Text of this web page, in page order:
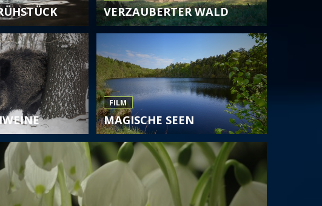
VERZAUBERTER WALD
FILM
MAGISCHE SEEN